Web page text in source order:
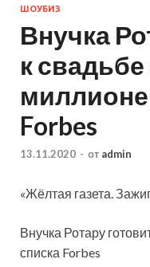
ШОУБИЗ
Внучка
к свадьбе
Forbes
13.11.2020 - от admin
«Жёлтая газета.
Внучка Ротару
списка Forbes